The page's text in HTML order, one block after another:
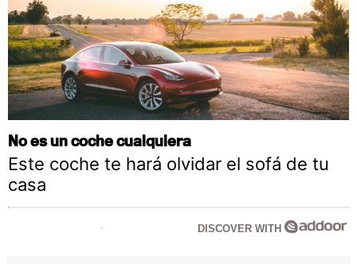
No es un coche cualquiera
Este coche te hará olvidar el sofá de tu
casa
DISCOVER WITH